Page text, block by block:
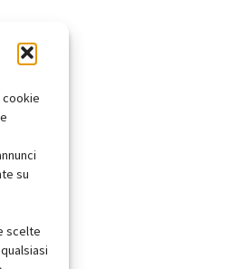
su
scelte